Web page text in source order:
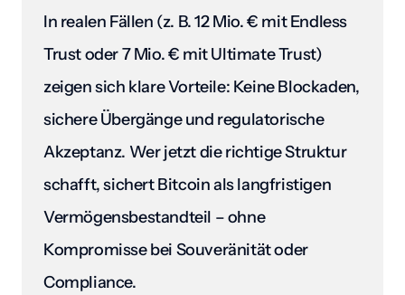
In realen Fällen (z. B. 12 Mio. € mit Endless
Trust oder 7 Mio. € mit Ultimate Trust)
zeigen sich klare Vorteile: Keine Blockaden,
sichere Übergänge und regulatorische
Akzeptanz. Wer jetzt die richtige Struktur
schafft, sichert Bitcoin als langfristigen
Vermögensbestandteil – ohne
Kompromisse bei Souveränität oder
Compliance.